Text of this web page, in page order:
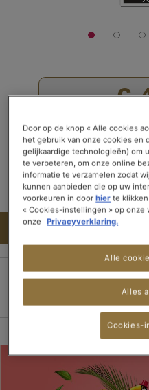
€
Waardering:
100
% of100 Op
IN
Door op de knop « Alle cookies
het gebruik van onze cookies en
gelijkaardige technologieën) om
te verbeteren, om onze online
informatie te verzamelen zodat
kunnen aanbieden die op uw
voorkeuren in doorhier te
« Cookies-instellingen » op
onze
Privacyverklaring.
Alles
Alle
Cookies-